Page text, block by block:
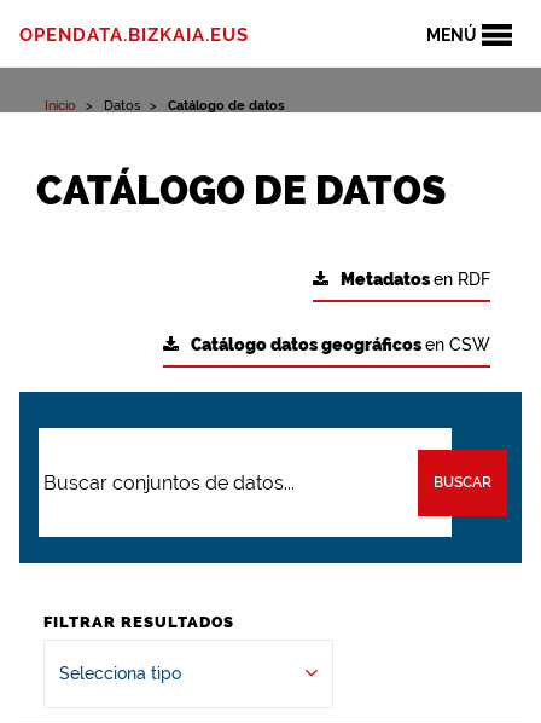
MENÚ
OPENDATA.BIZKAIA.EUS
Inicio Datos Catálogo de datos
CATÁLOGO DE DATOS
Metadatosen RDF
Catálogo datos geográficosen CSW
BUSCAR
FILTRAR RESULTADOS
Selecciona tipo